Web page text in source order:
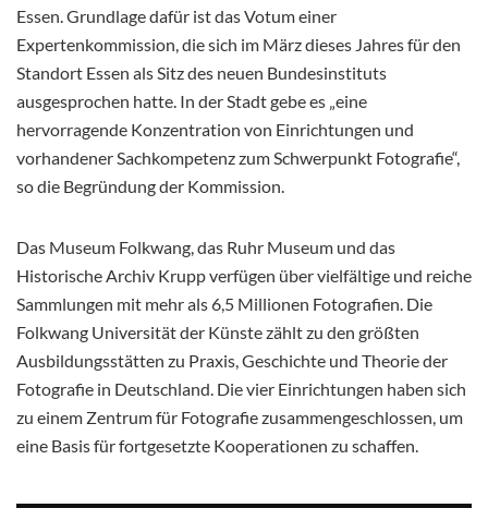
Essen. Grundlage dafür ist das Votum einer
Expertenkommission, die sich im März dieses Jahres für den
Standort Essen als Sitz des neuen Bundesinstituts
ausgesprochen hatte. In der Stadt gebe es „eine
hervorragende Konzentration von Einrichtungen und
vorhandener Sachkompetenz zum Schwerpunkt Fotografie“,
so die Begründung der Kommission.
Das Museum Folkwang, das Ruhr Museum und das
Historische Archiv Krupp verfügen über vielfältige und reiche
Sammlungen mit mehr als 6,5 Millionen Fotografien. Die
Folkwang Universität der Künste zählt zu den größten
Ausbildungsstätten zu Praxis, Geschichte und Theorie der
Fotografie in Deutschland. Die vier Einrichtungen haben sich
zu einem Zentrum für Fotografie zusammengeschlossen, um
eine Basis für fortgesetzte Kooperationen zu schaffen.